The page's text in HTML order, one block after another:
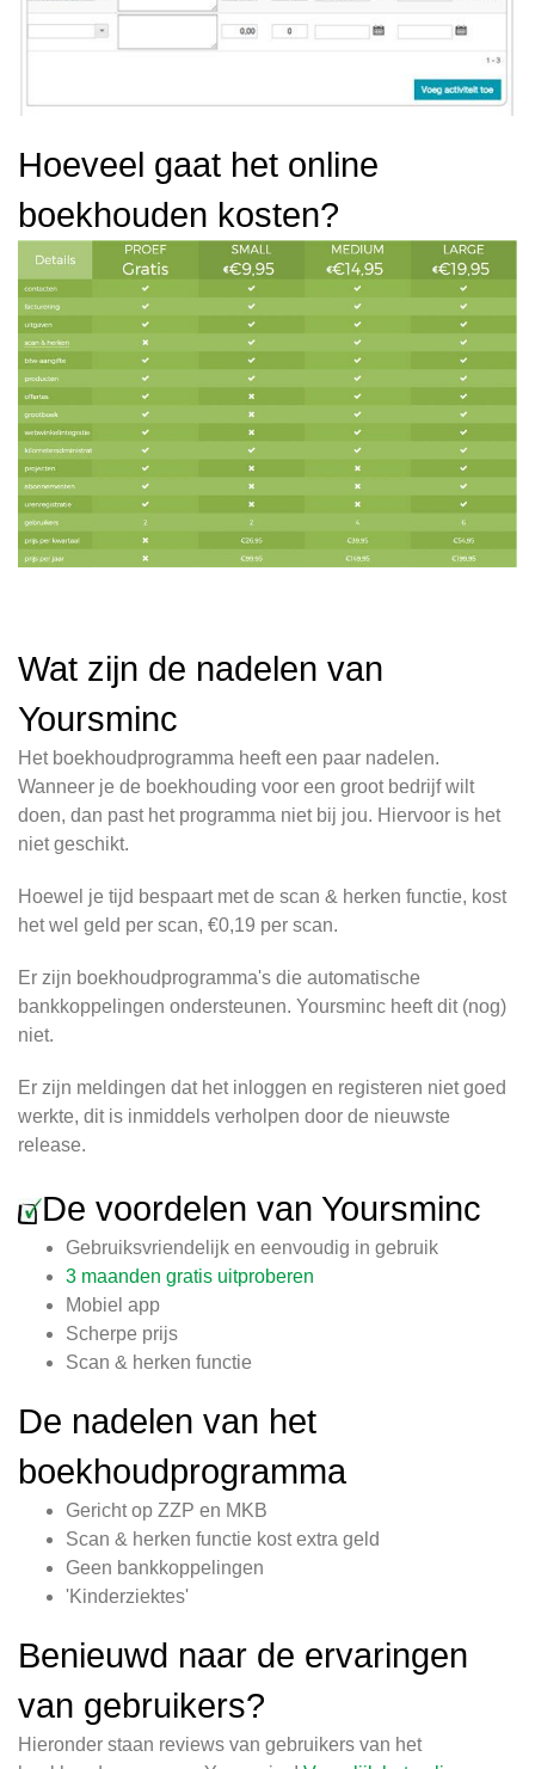
Hoeveel gaat het online
boekhouden kosten?
Wat zijn de nadelen van
Yoursminc
Het boekhoudprogramma heeft een paar nadelen.
Wanneer je de boekhouding voor een groot bedrijf wilt
doen, dan past het programma niet bij jou. Hiervoor is het
niet geschikt.
Hoewel je tijd bespaart met de scan & herken functie, kost
het wel geld per scan, €0,19 per scan.
Er zijn boekhoudprogramma's die automatische
bankkoppelingen ondersteunen. Yoursminc heeft dit (nog)
niet.
Er zijn meldingen dat het inloggen en registeren niet goed
werkte, dit is inmiddels verholpen door de nieuwste
release.
De voordelen van Yoursminc
Gebruiksvriendelijk en eenvoudig in gebruik
3 maanden gratis uitproberen
Mobiel app
Scherpe prijs
Scan & herken functie
De nadelen van het
boekhoudprogramma
Gericht op ZZP en MKB
Scan & herken functie kost extra geld
Geen bankkoppelingen
'Kinderziektes'
Benieuwd naar de ervaringen
van gebruikers?
Hieronder staan reviews van gebruikers van het